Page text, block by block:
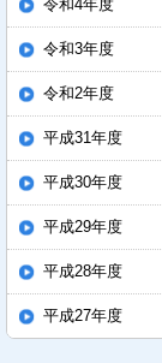
令和4年度
令和3年度
令和2年度
平成31年度
平成30年度
平成29年度
平成28年度
平成27年度